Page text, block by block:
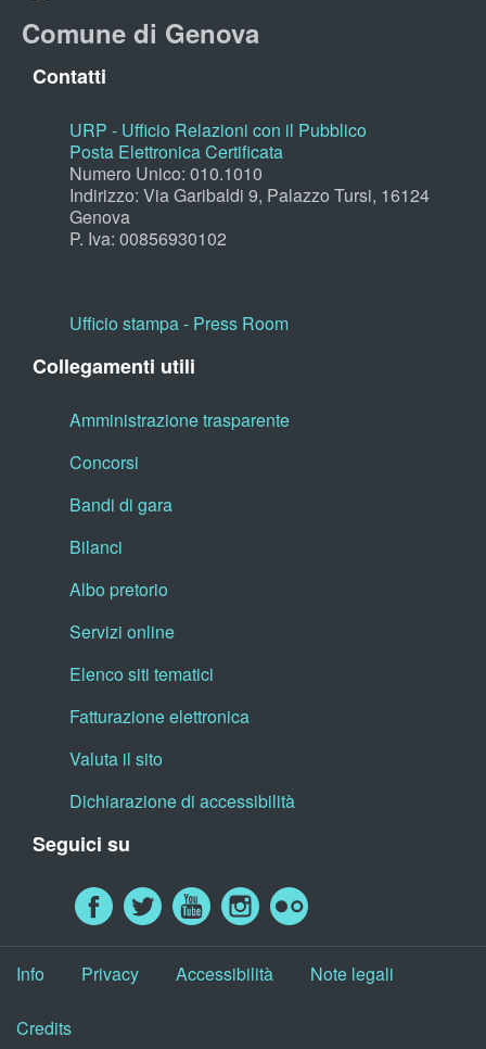
Comune di Genova
Contatti
URP - Ufficio Relazioni con il Pubblico
Posta Elettronica Certificata
Numero Unico: 010.1010
Indirizzo: Via Garibaldi 9, Palazzo Tursi, 16124
Genova
P. Iva: 00856930102
Ufficio stampa - Press Room
Collegamenti utili
Amministrazione trasparente
Concorsi
Bandi di gara
Bilanci
Albo pretorio
Servizi online
Elenco siti tematici
Fatturazione elettronica
Valuta il sito
Dichiarazione di accessibilità
Seguici su
Info Privacy Accessibilità Note legali
Credits